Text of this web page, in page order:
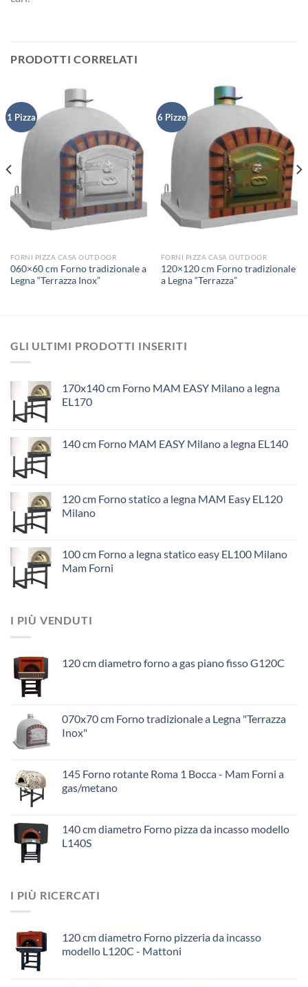
PRODOTTI CORRELATI
1 Pizza
FORNI PIZZA CASA OUTDOOR
060×60 cm Forno tradizionale a
Legna “Terrazza Inox”
6 Pizze
FORNI PIZZA CASA OUTDOOR
120×120 cm Forno tradizionale
a Legna “Terrazza”
GLI ULTIMI PRODOTTI INSERITI
170x140 cm Forno MAM EASY Milano a legna
EL170
140 cm Forno MAM EASY Milano a legna EL140
120 cm Forno statico a legna MAM Easy EL120
Milano
100 cm Forno a legna statico easy EL100 Milano
Mam Forni
I PIÙ VENDUTI
120 cm diametro forno a gas piano fisso G120C
070x70 cm Forno tradizionale a Legna "Terrazza
Inox"
145 Forno rotante Roma 1 Bocca - Mam Forni a
gas/metano
140 cm diametro Forno pizza da incasso modello
L140S
I PIÙ RICERCATI
120 cm diametro Forno pizzeria da incasso
modello L120C - Mattoni